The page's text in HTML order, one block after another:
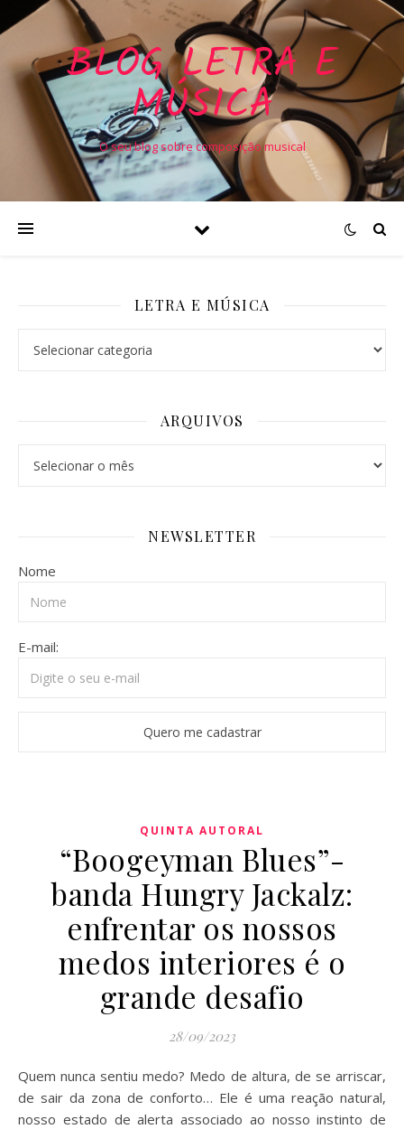
BLOG LETRA E
MÚSICA
O seu blog sobre composição musical
LETRA E MÚSICA
ARQUIVOS
NEWSLETTER
Nome
E-mail:
QUINTA AUTORAL
“Boogeyman Blues”-
banda Hungry Jackalz:
enfrentar os nossos
medos interiores é o
grande desafio
28/09/2023
Quem nunca sentiu medo? Medo de altura, de se arriscar,
de sair da zona de conforto… Ele é uma reação natural,
nosso estado de alerta associado ao nosso instinto de